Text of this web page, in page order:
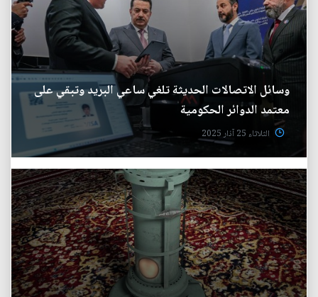
وسائل الاتصالات الحديثة تلغي ساعي البريد وتبقي على
معتمد الدوائر الحكومية
الثلاثاء 25 آذار 2025